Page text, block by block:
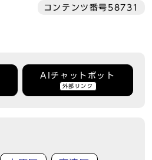
コンテンツ番号58731
AIチャットボット
外部リンク